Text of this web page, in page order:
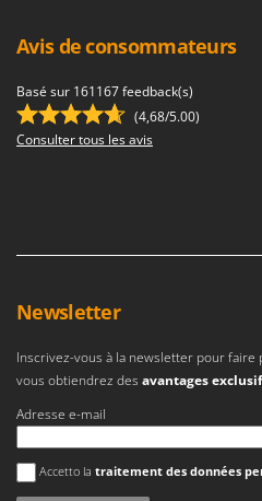
Avis de consommateurs
Basé sur 161167 feedback(s)
(4,68/5.00)
Consulter tous les avis
Newsletter
Inscrivez-vous à la newsletter pour
vous obtiendrez des avantages
Adresse e-mail
Une erreur est survenue
Accetto la traitement des données